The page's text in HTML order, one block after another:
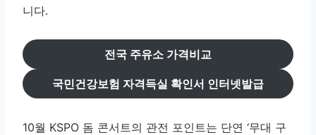
니다.
전국 주유소 가격비교
국민건강보험 자격득실 확인서 인터넷발급
10월 KSPO 돔 콘서트의 관전 포인트는 단연 ‘무대 구